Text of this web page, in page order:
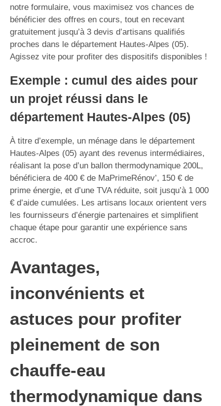
notre formulaire, vous maximisez vos chances de
bénéficier des offres en cours, tout en recevant
gratuitement jusqu’à 3 devis d’artisans qualifiés
proches dans le département Hautes-Alpes (05).
Agissez vite pour profiter des dispositifs disponibles !
Exemple : cumul des aides pour
un projet réussi dans le
département Hautes-Alpes (05)
À titre d’exemple, un ménage dans le département
Hautes-Alpes (05) ayant des revenus intermédiaires,
réalisant la pose d’un ballon thermodynamique 200L,
bénéficiera de 400 € de MaPrimeRénov’, 150 € de
prime énergie, et d’une TVA réduite, soit jusqu’à 1 000
€ d’aide cumulées. Les artisans locaux orientent vers
les fournisseurs d’énergie partenaires et simplifient
chaque étape pour garantir une expérience sans
accroc.
Avantages,
inconvénients et
astuces pour profiter
pleinement de son
chauffe-eau
thermodynamique dans